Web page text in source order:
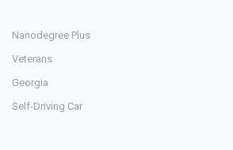
Nanodegree Plus
Veterans
Georgia
Self-Driving Car